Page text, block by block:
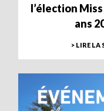
l’élection Miss
ans
> LIRE LA